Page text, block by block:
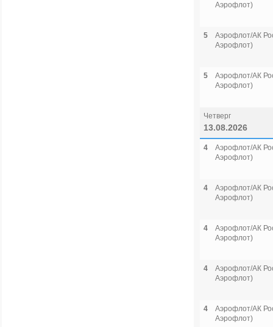
Аэрофлот)
5
Аэрофлот/АК
Аэрофлот)
5
Аэрофлот/АК
Аэрофлот)
Четверг
13.08.2026
4
Аэрофлот/АК
Аэрофлот)
4
Аэрофлот/АК
Аэрофлот)
4
Аэрофлот/АК
Аэрофлот)
4
Аэрофлот/АК
Аэрофлот)
4
Аэрофлот/АК
Аэрофлот)